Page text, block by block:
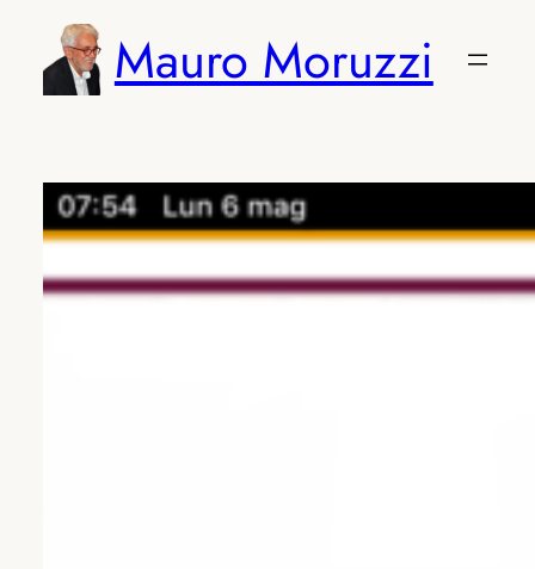
contenuto
Mauro Moruzzi